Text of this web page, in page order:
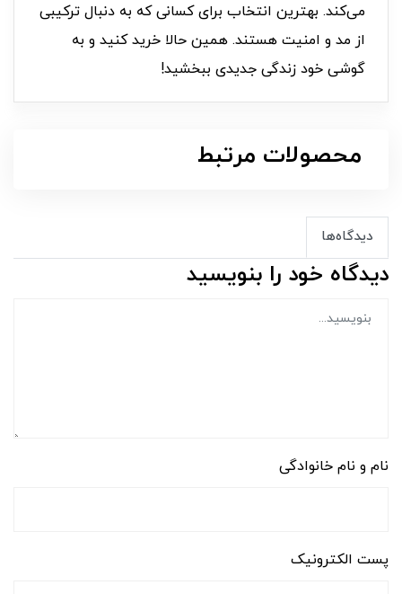
می‌کند. بهترین انتخاب برای کسانی که به دنبال ترکیبی
از مد و امنیت هستند. همین حالا خرید کنید و به
گوشی خود زندگی جدیدی ببخشید!
محصولات مرتبط
دیدگاه‌ها
دیدگاه خود را بنویسید
نام و نام خانوادگی
پست الکترونیک